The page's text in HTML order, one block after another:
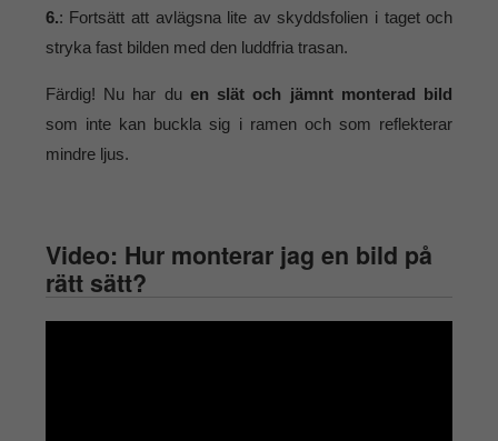
6.: Fortsätt att avlägsna lite av skyddsfolien i taget och
stryka fast bilden med den luddfria trasan.
Färdig! Nu har du en slät och jämnt monterad bild
som inte kan buckla sig i ramen och som reflekterar
mindre ljus.
Video: Hur monterar jag en bild på
rätt sätt?